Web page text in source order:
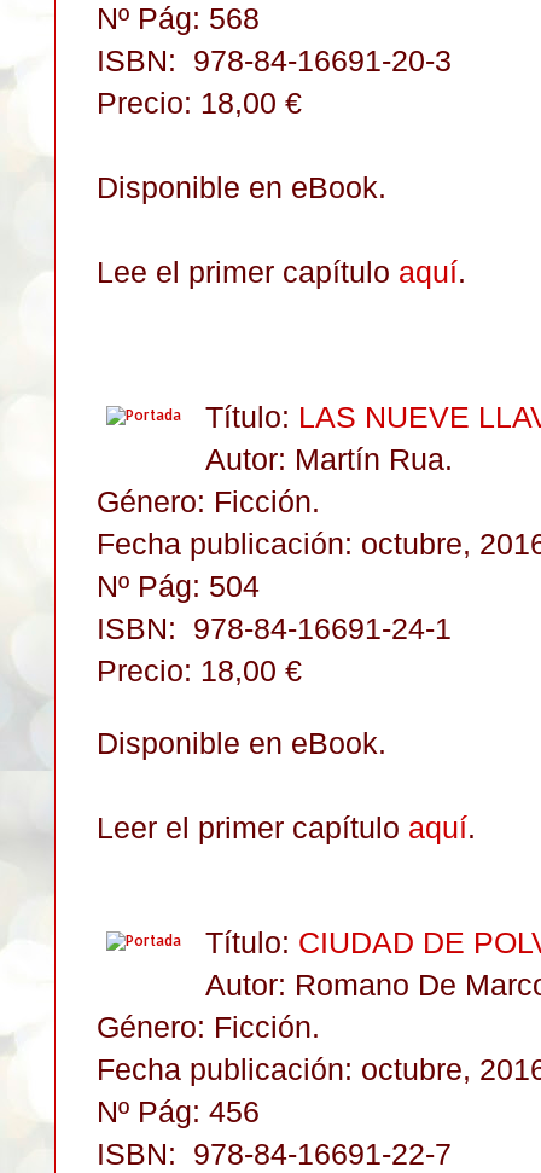
Nº Pág: 568
ISBN: 978-84-16691-20-3
Precio: 18,00 €
Disponible en eBook.
Lee el primer capítulo aquí.
Título: LAS NUEVE
Autor: Martín Rua.
Género: Ficción.
Fecha publicación: octubre,
Nº Pág: 504
ISBN: 978-84-16691-24-1
Precio: 18,00 €
Disponible en eBook.
Leer el primer capítulo aquí.
Título: CIUDAD DE
Autor: Romano De
Género: Ficción.
Fecha publicación: octubre,
Nº Pág: 456
ISBN: 978-84-16691-22-7